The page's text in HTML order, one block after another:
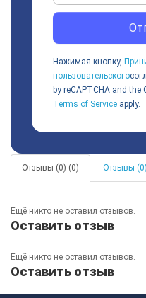
Нажимая кнопку,
пользовательского
by reCAPTCHA and the
Terms of Service apply.
Отзывы (0) (0) Отзывы
Ещё никто не оставил отзывов.
Оставить отзыв
Ещё никто не оставил отзывов.
Оставить отзыв